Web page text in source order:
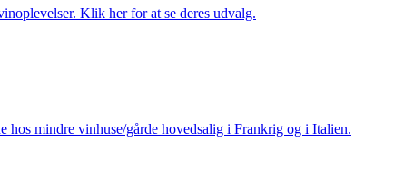
Klik her for at se deres udvalg.
hos mindre vinhuse/gårde hovedsalig i Frankrig og i Italien.